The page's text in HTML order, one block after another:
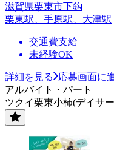
滋賀県栗東市下鈎
栗東駅、手原駅、大津駅
交通費支給
未経験OK
詳細を見る
応募画面に
アルバイト・パート
ツクイ栗東小柿(デイサ